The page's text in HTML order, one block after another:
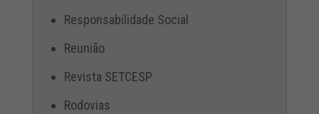
Responsabilidade Social
Reunião
Revista SETCESP
Rodovias